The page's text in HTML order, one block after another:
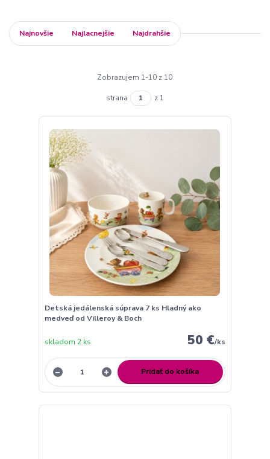
Najnovšie Najlacnejšie Najdrahšie
Zobrazujem 1-10 z 10
strana z 1
Detská jedálenská súprava 7 ks Hladný ako
medveď od Villeroy & Boch
50 €/ks
skladom 2 ks
Pridať do košíka